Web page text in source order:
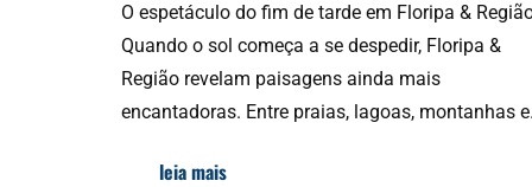
O espetáculo do fim de tarde em Floripa &
Quando o sol começa a se despedir, Floripa &
Região revelam paisagens ainda mais
encantadoras. Entre praias, lagoas, montanhas
leia mais